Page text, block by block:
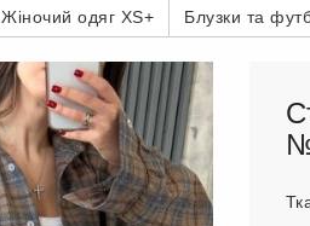
Жіночий одяг XS+ Блузки та